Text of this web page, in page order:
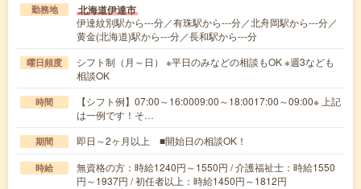
勤務地 北海道伊達市
伊達紋別駅から---分／有珠駅から---分／北舟岡駅から---分／
黄金(北海道)駅から---分／長和駅から---分
曜日頻度
シフト制（月～日） ※平日のみなどの相談もOK ※週3なども
相談OK
時間
【シフト例】07:00～16:0009:00～18:0017:00～09:00※ 上記
は一例です！そ…
期間 即日～2ヶ月以上 ■開始日の相談OK！
時給
無資格の方：時給1240円～1550円 / 介護福祉士：時給1550
円～1937円 / 初任者以上：時給1450円～1812円